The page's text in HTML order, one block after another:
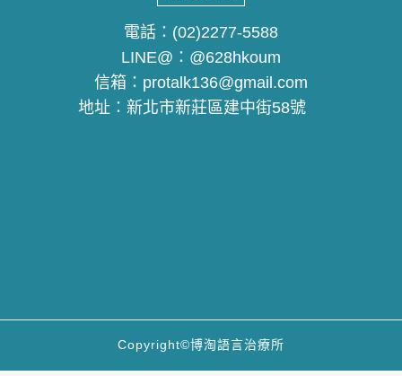
電話： (02)2277-5588
LINE@： @628hkoum
信箱： protalk136@gmail.com
地址： 新北市新莊區建中街58號
Copyright©博淘語言治療所